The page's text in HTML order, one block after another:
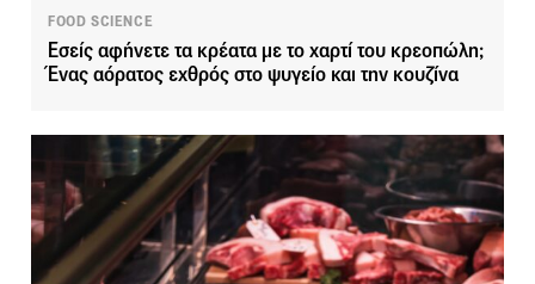
FOOD SCIENCE
Εσείς αφήνετε τα κρέατα με το χαρτί του κρεοπώλη;
Ένας αόρατος εχθρός στο ψυγείο και την κουζίνα